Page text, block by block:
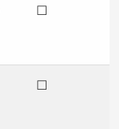
☐
☐